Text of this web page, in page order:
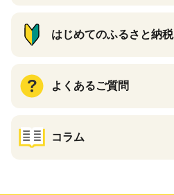
はじめてのふるさと納税
よくあるご質問
コラム